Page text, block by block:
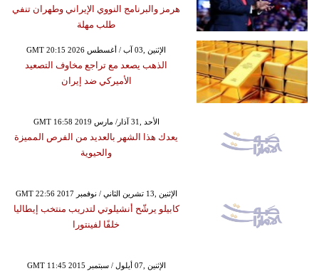
هرمز والبرنامج النووي الإيراني وطهران تنفي
طلب مهلة
GMT 20:15 2026 الإثنين ,03 آب / أغسطس
الذهب يصعد مع تراجع مخاوف التصعيد
الأميركي ضد إيران
GMT 16:58 2019 الأحد ,31 آذار/ مارس
يعدك هذا الشهر بالعديد من الفرص المميزة
والحيوية
GMT 22:56 2017 الإثنين ,13 تشرين الثاني / نوفمبر
كابيلو يرشّح أنشيلوتي لتدريب منتخب إيطاليا
خلفًا لفينتورا
GMT 11:45 2015 الإثنين ,07 أيلول / سبتمبر